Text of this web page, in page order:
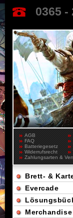
0365 -
AGB
FAQ
Batteriegesetz
Widerrufsrecht
Zahlungsarten &
Brett- &
Evercade
Merchandise